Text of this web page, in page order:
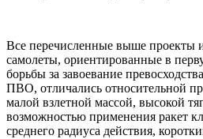
Все перечисленные выше проекты
самолеты, ориентированные в
борьбы за завоевание
ПВО, отличались относительной
малой взлетной массой, высокой
возможностью применения ракет
среднего радиуса действия,